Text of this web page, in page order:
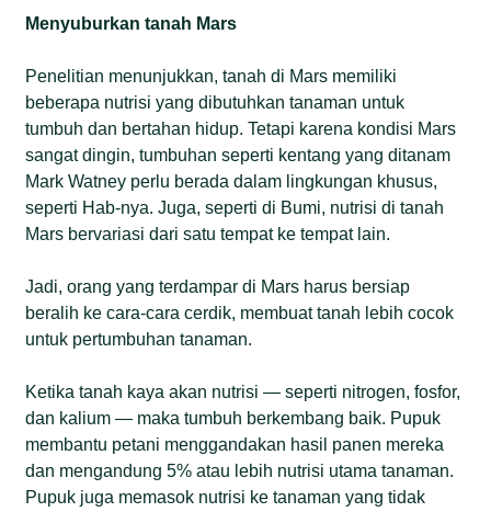
Menyuburkan tanah Mars
Penelitian menunjukkan, tanah di Mars memiliki
beberapa nutrisi yang dibutuhkan tanaman untuk
tumbuh dan bertahan hidup. Tetapi karena kondisi Mars
sangat dingin, tumbuhan seperti kentang yang ditanam
Mark Watney perlu berada dalam lingkungan khusus,
seperti Hab-nya. Juga, seperti di Bumi, nutrisi di tanah
Mars bervariasi dari satu tempat ke tempat lain.
Jadi, orang yang terdampar di Mars harus bersiap
beralih ke cara-cara cerdik, membuat tanah lebih cocok
untuk pertumbuhan tanaman.
Ketika tanah kaya akan nutrisi — seperti nitrogen, fosfor,
dan kalium — maka tumbuh berkembang baik. Pupuk
membantu petani menggandakan hasil panen mereka
dan mengandung 5% atau lebih nutrisi utama tanaman.
Pupuk juga memasok nutrisi ke tanaman yang tidak